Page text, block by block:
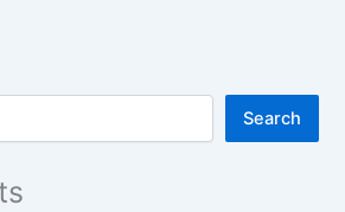
Search